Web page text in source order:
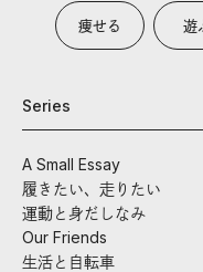
痩せる 遊
Series
A Small Essay
履きたい、走りたい
運動と身だしなみ
Our Friends
生活と自転車